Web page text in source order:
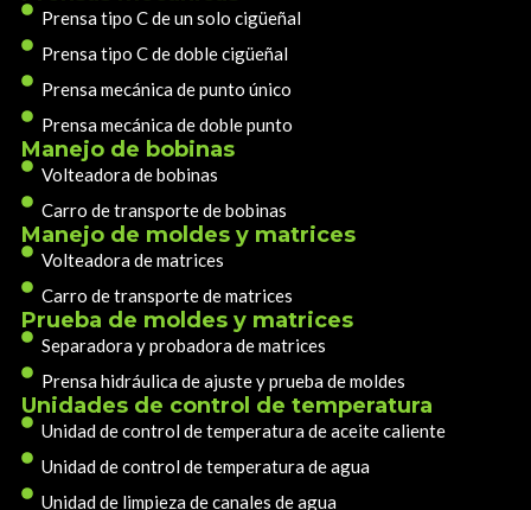
Prensa tipo C de un solo cigüeñal
Prensa tipo C de doble cigüeñal
Prensa mecánica de punto único
Prensa mecánica de doble punto
Manejo de bobinas
Volteadora de bobinas
Carro de transporte de bobinas
Manejo de moldes y matrices
Volteadora de matrices
Carro de transporte de matrices
Prueba de moldes y matrices
Separadora y probadora de matrices
Prensa hidráulica de ajuste y prueba de moldes
Unidades de control de temperatura
Unidad de control de temperatura de aceite caliente
Unidad de control de temperatura de agua
Unidad de limpieza de canales de agua